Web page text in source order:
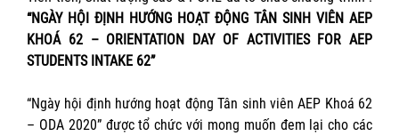
“NGÀY HỘI ĐỊNH HƯỚNG HOẠT ĐỘNG TÂN SINH VIÊN AEP
KHOÁ 62 – ORIENTATION DAY OF ACTIVITIES FOR AEP
STUDENTS INTAKE 62”
“Ngày hội định hướng hoạt động Tân sinh viên AEP Khoá 62
– ODA 2020” được tổ chức với mong muốn đem lại cho các